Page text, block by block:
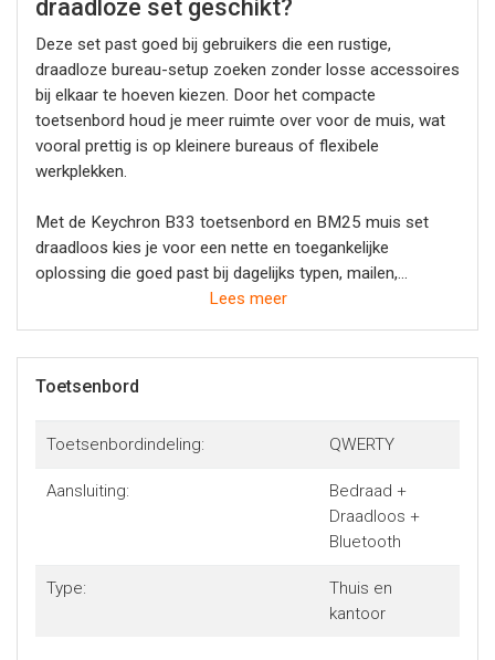
draadloze set geschikt?
Deze set past goed bij gebruikers die een rustige,
draadloze bureau-setup zoeken zonder losse accessoires
bij elkaar te hoeven kiezen. Door het compacte
toetsenbord houd je meer ruimte over voor de muis, wat
vooral prettig is op kleinere bureaus of flexibele
werkplekken.
Met de Keychron B33 toetsenbord en BM25 muis set
draadloos kies je voor een nette en toegankelijke
oplossing die goed past bij dagelijks typen, mailen,
browsen en kantoorwerk. Bij Yorcom vinden we dit een
Lees meer
Toetsenbord
Toetsenbordindeling: QWERTY
Aansluiting:
Bedraad +
Draadloos +
Bluetooth
Type:
Thuis en
kantoor